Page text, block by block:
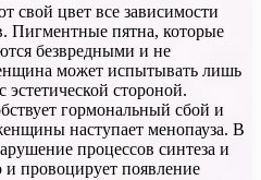
свой цвет все зависимости
Пигментные пятна, которые
безвредными и не
может испытывать лишь
эстетической стороной.
гормональный сбой и
наступает менопауза. В
процессов синтеза и
провоцирует появление